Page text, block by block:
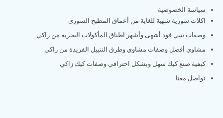
سياسة الخصوصية
اكلات سورية شهية للغاية من أعماق المطبخ السوري
وصفات سي فود أشهى وأشهر اطباق المأكولات البحرية من زاكي
مشاوي أفضل وصفات مشاوي وطرق التتبيل الفريدة من زاكي
كيفية صنع كيك سهل وبشكل احترافي وصفات كيك زاكي
تواصل معنا